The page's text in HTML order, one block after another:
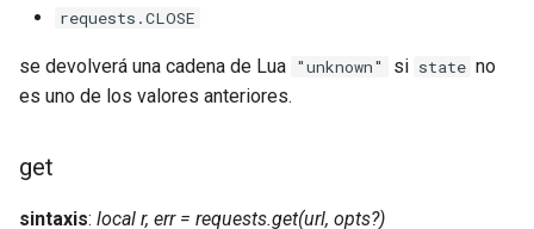
unzstd
upload-progress
upload
requests.CLOSE
se devolverá una cadena de Lua "unknown" si state no
es uno de los valores anteriores.
get
sintaxis: local r, err = requests.get(url, opts?)